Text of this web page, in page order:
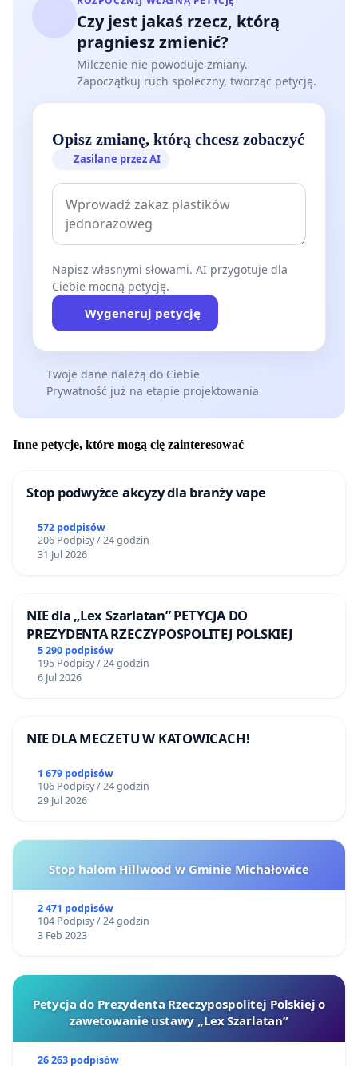
Czy jest jakaś rzecz, którą
pragniesz zmienić?
Milczenie nie powoduje zmiany.
Zapoczątkuj ruch społeczny, tworząc petycję.
Opisz zmianę, którą chcesz zobaczyć
Zasilane przez AI
Napisz własnymi słowami. AI przygotuje dla
Ciebie mocną petycję.
Wygeneruj petycję
Twoje dane należą do Ciebie
Prywatność już na etapie projektowania
Inne petycje, które mogą cię zainteresować
Stop podwyżce akcyzy dla branży vape
572 podpisów
206 Podpisy / 24 godzin
31 Jul 2026
NIE dla „Lex Szarlatan” PETYCJA DO
PREZYDENTA RZECZYPOSPOLITEJ POLSKIEJ
5 290 podpisów
195 Podpisy / 24 godzin
6 Jul 2026
NIE DLA MECZETU W KATOWICACH!
1 679 podpisów
106 Podpisy / 24 godzin
29 Jul 2026
Stop halom Hillwood w Gminie Michałowice
2 471 podpisów
104 Podpisy / 24 godzin
3 Feb 2023
Petycja do Prezydenta Rzeczypospolitej Polskiej o
zawetowanie ustawy „Lex Szarlatan”
26 263 podpisów